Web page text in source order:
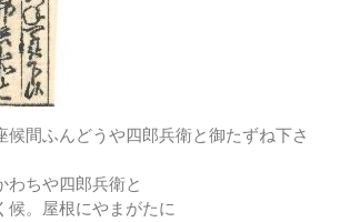
候間ふんどうや四郎兵衛と御たずね下さ
わちや四郎兵衛と
候。屋根にやまがたに